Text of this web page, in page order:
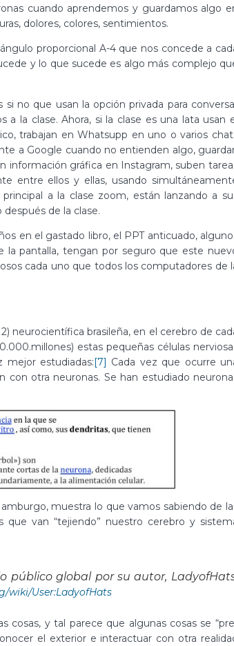
cuando aprendemos y guardamos algo
dolores, colores, sentimientos.
proporcional A-4 que nos concede a
y lo que sucede es algo más complejo
no que usan la opción privada para
la clase. Ahora, si la clase es una lata usan
trabajan en Whatsupp en uno o varios
a Google cuando no entienden algo,
información gráfica en Instagram, suben
entre ellos y ellas, usando
a la clase zoom, están lanzando a
de la clase.
en el gastado libro, el PPT anticuado,
la pantalla, tengan por seguro que este
cada uno que todos los computadores de
neurocientífica brasileña, en el cerebro de
estas pequeñas células
estudiadas:[7] Cada vez que ocurre
con otra neuronas. Se han estudiado
muestra lo que vamos sabiendo de
que van “tejiendo” nuestro cerebro y
público global por su autor,
wiki/User:LadyofHats
y tal parece que algunas cosas se
el exterior e interactuar con otra